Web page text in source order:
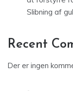
Slibning af
Recent
Der er ingen